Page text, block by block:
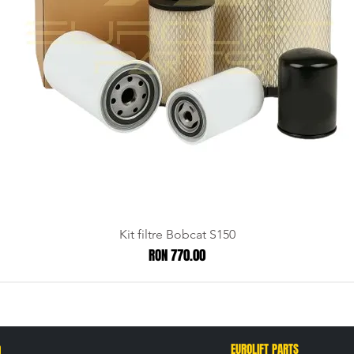
Kit filtre Bobcat S150
Price
RON 770.00
EUROLIFT PARTS